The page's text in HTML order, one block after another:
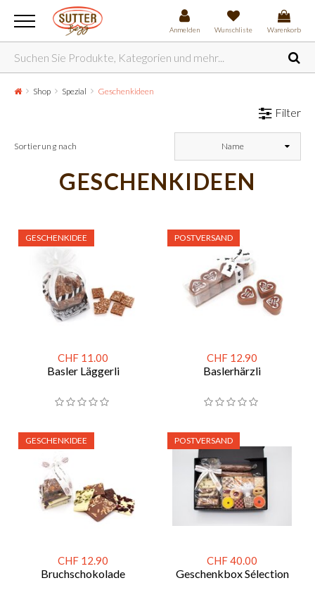
Anmelden Wunschliste Warenkorb
Shop Spezial Geschenkideen
Filter
Sortierung nach Name
GESCHENKIDEEN
CHF 11.00
Basler Läggerli
GESCHENKIDEE
CHF 12.90
Baslerhärzli
POSTVERSAND
CHF 12.90
Bruchschokolade
GESCHENKIDEE
CHF 40.00
Geschenkbox Sélection
POSTVERSAND